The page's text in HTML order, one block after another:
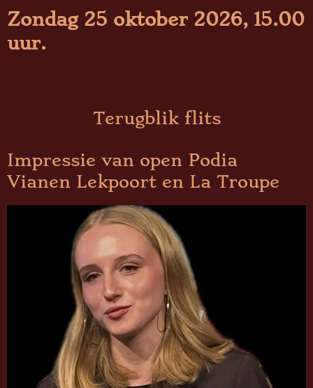
Zondag 25 oktober 2026, 15.00
uur.
Terugblik flits
Impressie van open Podia
Vianen Lekpoort en La Troupe